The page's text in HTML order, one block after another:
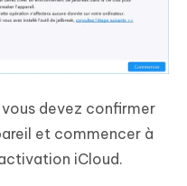
devez confirmer
et commencer à
iCloud.